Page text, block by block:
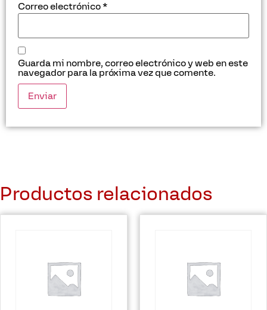
Correo electrónico*
Guarda mi nombre, correo electrónico y web en este
navegador para la próxima vez que comente.
Productos relacionados